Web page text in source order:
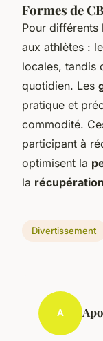
Formes de
Pour différents
aux athlètes :
locales, tandis
quotidien. Les
pratique et
commodité.
participant à
optimisent la
la récupération
Divertissement
A